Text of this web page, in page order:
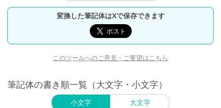
変換した筆記体はXで保存できます
このツールへのご意見・ご要望はこちら
筆記体の書き順一覧（大文字・小文字）
小文字 大文字